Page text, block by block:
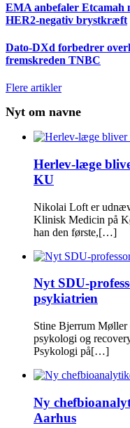
EMA anbefaler Etcamah
HER2-negativ brystkræft
Dato-DXd forbedrer
fremskreden TNBC
Flere artikler
Nyt om navne
Herlev-læge
KU
Nikolai Loft er
Klinisk Medicin på
han den første,[…]
Nyt SDU-
psykiatrien
Stine Bjerrum
psykologi og
Psykologi på[…]
Ny
Aarhus